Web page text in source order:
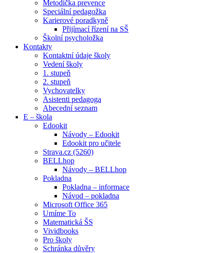
Metodička prevence
Speciální pedagožka
Karierové poradkyně
Přijímací řízení na SŠ
Školní psycholožka
Kontakty
Kontaktní údaje školy
Vedení školy
1. stupeň
2. stupeň
Vychovatelky
Asistenti pedagoga
Abecední seznam
E – škola
Edookit
Návody – Edookit
Edookit pro učitele
Strava.cz (5260)
BELLhop
Návody – BELLhop
Pokladna
Pokladna – informace
Návod – pokladna
Microsoft Office 365
Umíme To
Matematická ŠS
Vividbooks
Pro školy
Schránka důvěry